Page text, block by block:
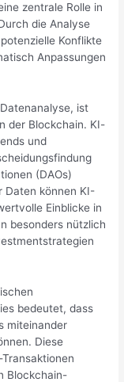
zentrale Rolle in
die Analyse
Konflikte
Anpassungen
ist
der Blockchain. KI-
und
(DAOs)
Daten können KI-
Einblicke in
besonders nützlich
bedeutet, dass
miteinander
Diese
Blockchain-